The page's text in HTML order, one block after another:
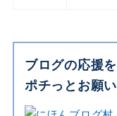
ブログの応援
ポチっとお願